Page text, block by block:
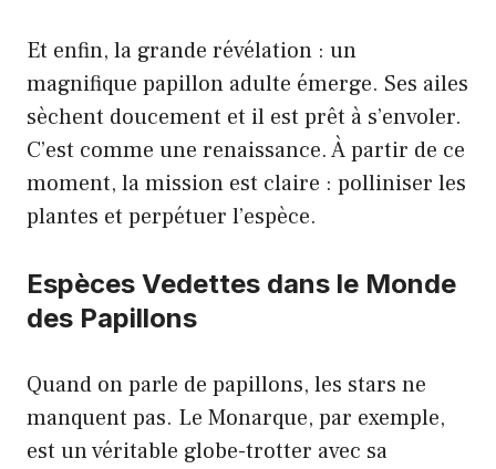
Et enfin, la grande révélation : un
magnifique papillon adulte émerge. Ses ailes
sèchent doucement et il est prêt à s’envoler.
C’est comme une renaissance. À partir de ce
moment, la mission est claire : polliniser les
plantes et perpétuer l’espèce.
Espèces Vedettes dans le Monde
des Papillons
Quand on parle de papillons, les stars ne
manquent pas. Le Monarque, par exemple,
est un véritable globe-trotter avec sa